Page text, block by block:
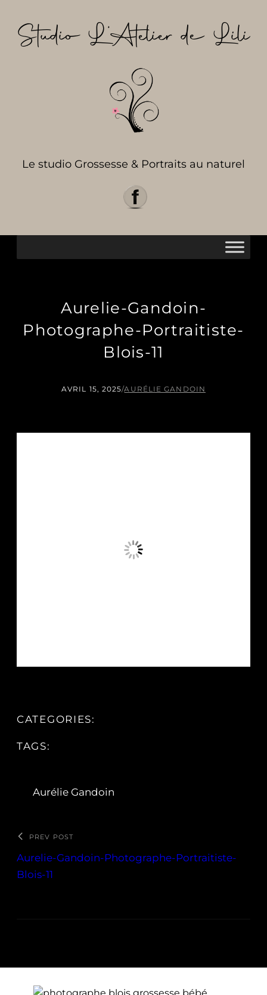
contenu
Studio L’Atelier de Lili
Le studio Grossesse & Portraits au naturel
Aurelie-Gandoin-
Photographe-Portraitiste-
Blois-11
AVRIL 15, 2025/AURÉLIE GANDOIN
CATEGORIES:
TAGS:
Aurélie Gandoin
PREV POST
Aurelie-Gandoin-Photographe-Portraitiste-
Blois-11